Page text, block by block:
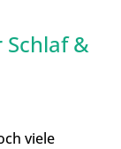
&
viele